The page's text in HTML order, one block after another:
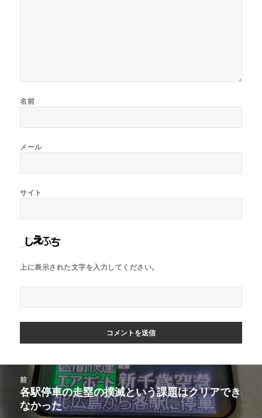
名前
メール
サイト
上に表示された文字を入力してください。
前
前
の
各駅停車の走塁の撲滅という課題はクリアでき
なかった